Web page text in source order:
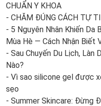
CHUẨN Y KHOA
- CHĂM ĐÚNG CÁCH TỰ
- 5 Nguyên Nhân Khiến Da
Mùa Hè — Cách Nhận Biết
- Sau Chuyến Du Lịch, Làn
Nào?
- Vì sao silicone gel được
sẹo
- Summer Skincare: Đừng